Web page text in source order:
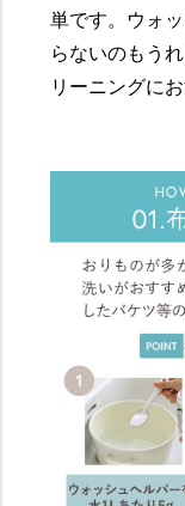
単です。ウォ
らないのもう
リーニングに